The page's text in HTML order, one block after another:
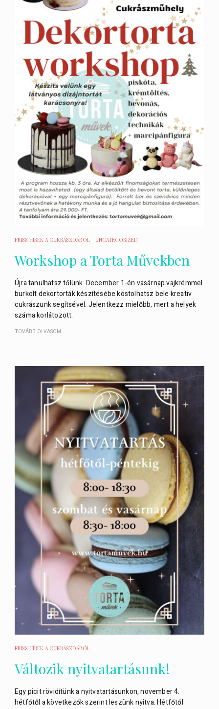
FRISS HÍREK A CUKRÁSZDÁBÓL UNCATEGORIZED
Workshop a Torta Művekben
Újra tanulhatsz tőlünk. December 1-én vasárnap vajkrémmel
burkolt dekortorták készítésébe kóstolhatsz bele kreativ
cukrászunk segítsével. Jelentkezz mielőbb, mert a helyek
száma korlátozott.
TOVÁBB OLVASOM
FRISS HÍREK A CUKRÁSZDÁBÓL
Változik nyitvatartásunk!
Egy picit rövidítünk a nyitvatartásunkon, november 4.
hétfőtől a következők szerint leszünk nyitva: Hétfőtől